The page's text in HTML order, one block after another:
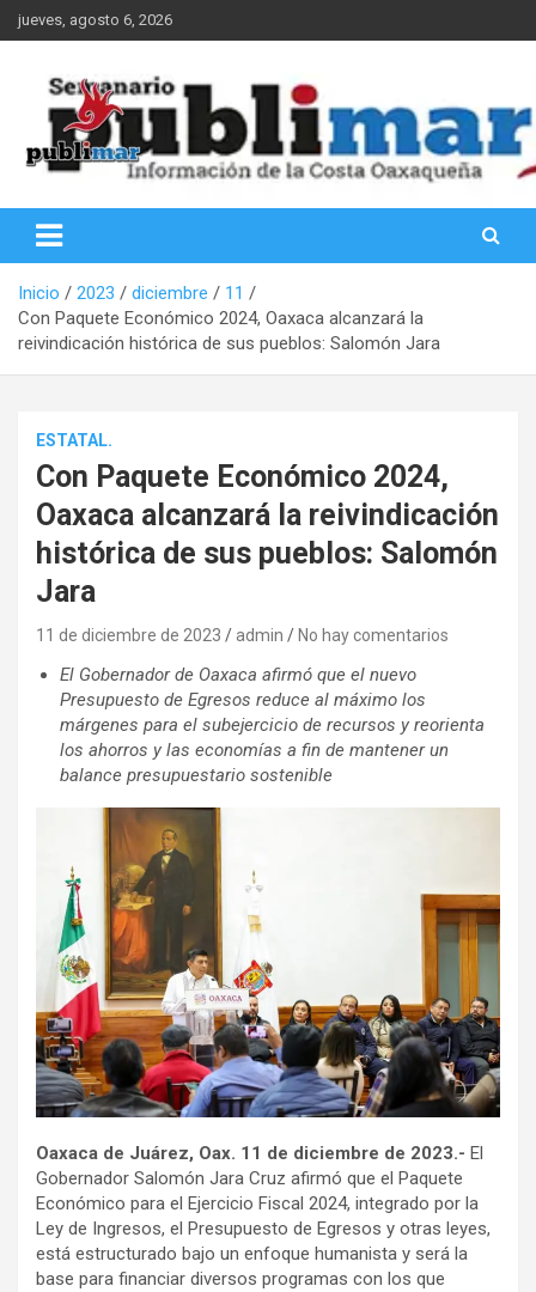
Saltar
al
jueves, agosto 6, 2026
PubliMar
Inicio 2023 diciembre
11
Con Paquete Económico 2024, Oaxaca alcanzará la
reivindicación histórica de sus pueblos: Salomón Jara
ESTATAL.
Con Paquete Económico 2024,
Oaxaca alcanzará la reivindicación
histórica de sus pueblos: Salomón
Jara
11 de diciembre de 2023 admin No hay comentarios
El Gobernador de Oaxaca afirmó que el nuevo
Presupuesto de Egresos reduce al máximo los
márgenes para el subejercicio de recursos y reorienta
los ahorros y las economías a fin de mantener un
balance presupuestario sostenible
Oaxaca de Juárez, Oax. 11 de diciembre de 2023.- El
Gobernador Salomón Jara Cruz afirmó que el Paquete
Económico para el Ejercicio Fiscal 2024, integrado por la
Ley de Ingresos, el Presupuesto de Egresos y otras leyes,
está estructurado bajo un enfoque humanista y será la
base para financiar diversos programas con los que